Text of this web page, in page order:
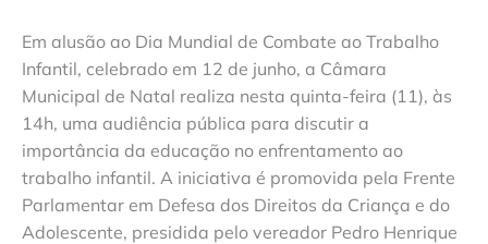
Em alusão ao Dia Mundial de Combate ao Trabalho
Infantil, celebrado em 12 de junho, a Câmara
Municipal de Natal realiza nesta quinta-feira (11), às
14h, uma audiência pública para discutir a
importância da educação no enfrentamento ao
trabalho infantil. A iniciativa é promovida pela Frente
Parlamentar em Defesa dos Direitos da Criança e do
Adolescente, presidida pelo vereador Pedro Henrique